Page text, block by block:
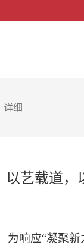
详细
以艺载道
为响应“凝聚